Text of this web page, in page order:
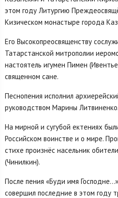
этом году Литургию
Кизическом монастыре города
Его Высокопреосвященству
Татарстанской митрополии
настоятель игумен Пимен
священном сане.
Песнопения исполнил
руководством Марины Литвиненко.
На мирной и сугубой ектениях
Российском воинстве и о мире.
стихе произнёс насельник
(Чинилкин).
После пения «Буди имя
совершил последние в этом году